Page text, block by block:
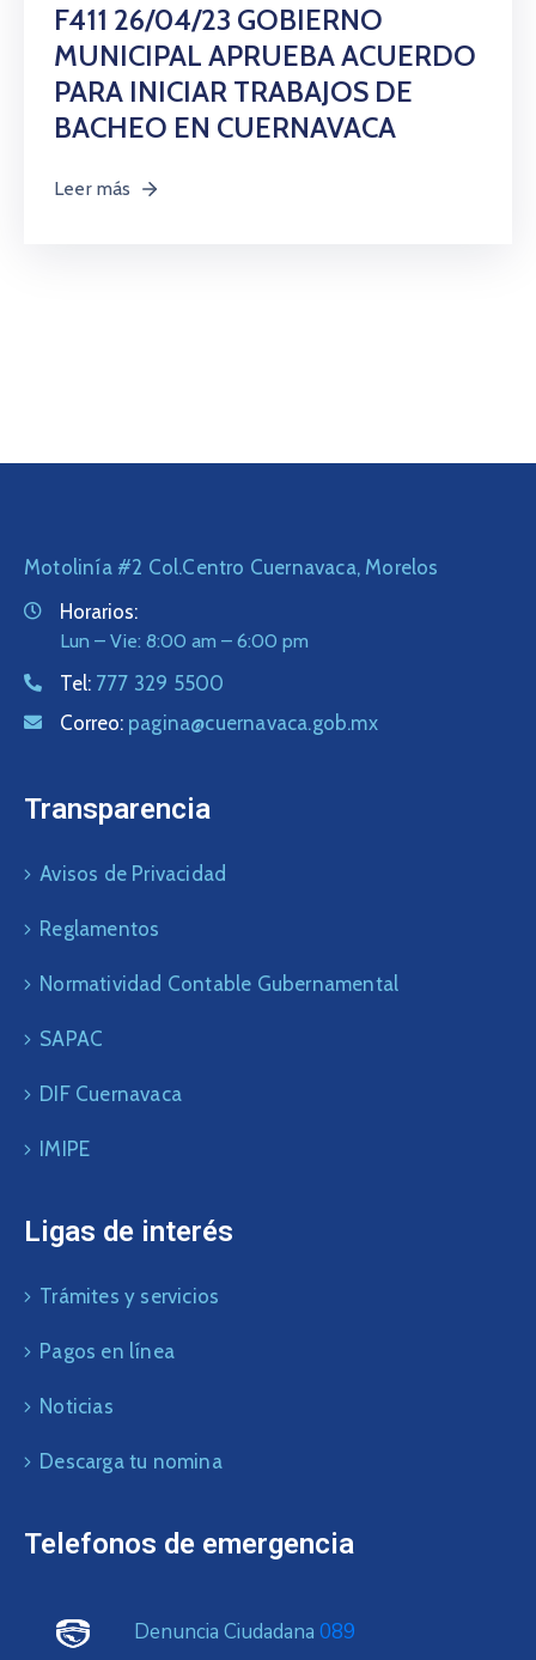
F411 26/04/23 GOBIERNO
MUNICIPAL APRUEBA ACUERDO
PARA INICIAR TRABAJOS DE
BACHEO EN CUERNAVACA
Leer más
Motolinía #2 Col.Centro Cuernavaca, Morelos
Horarios:
Lun – Vie: 8:00 am – 6:00 pm
Tel: 777 329 5500
Correo: pagina@cuernavaca.gob.mx
Transparencia
Avisos de Privacidad
Reglamentos
Normatividad Contable Gubernamental
SAPAC
DIF Cuernavaca
IMIPE
Ligas de interés
Trámites y servicios
Pagos en línea
Noticias
Descarga tu nomina
Telefonos de emergencia
Denuncia Ciudadana 089